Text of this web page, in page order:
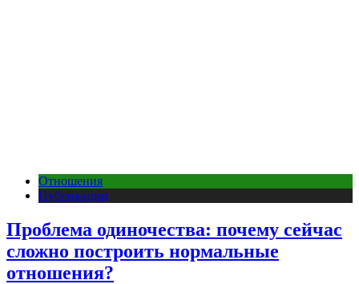
Отношения
Публикации
Проблема одиночества: почему сейчас
сложно построить нормальные
отношения?